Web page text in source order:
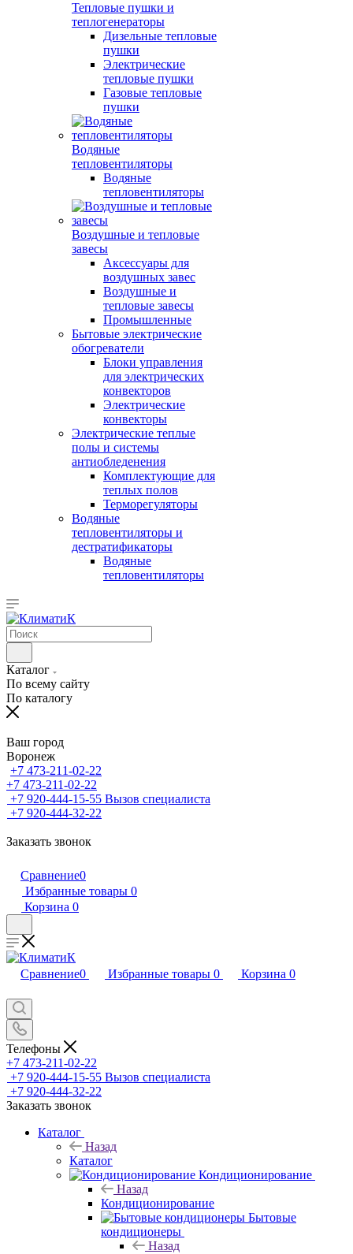
Тепловые пушки и
теплогенераторы
Дизельные тепловые
пушки
Электрические
тепловые пушки
Газовые тепловые
пушки
Водяные
тепловентиляторы
Водяные
тепловентиляторы
Воздушные и тепловые
завесы
Аксессуары для
воздушных завес
Воздушные и
тепловые завесы
Промышленные
Бытовые электрические
обогреватели
Блоки управления
для электрических
конвекторов
Электрические
конвекторы
Электрические теплые
полы и системы
антиобледенения
Комплектующие для
теплых полов
Терморегуляторы
Водяные
тепловентиляторы и
дестратификаторы
Водяные
тепловентиляторы
Каталог
По всему сайту
По каталогу
Ваш город
Воронеж
+7 473-211-02-22
+7 473-211-02-22
+7 920-444-15-55 Вызов специалиста
+7 920-444-32-22
Заказать звонок
Сравнение0
Избранные товары 0
Корзина 0
Сравнение0 Избранные товары 0 Корзина 0
Телефоны
+7 473-211-02-22
+7 920-444-15-55 Вызов специалиста
+7 920-444-32-22
Заказать звонок
Каталог
Назад
Каталог
Кондиционирование
Назад
Кондиционирование
Бытовые
кондиционеры
Назад